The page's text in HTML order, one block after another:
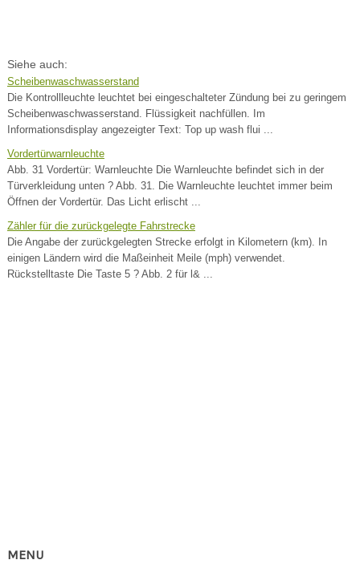
Siehe auch:
Scheibenwaschwasserstand
Die Kontrollleuchte leuchtet bei eingeschalteter Zündung bei zu geringem
Scheibenwaschwasserstand. Flüssigkeit nachfüllen. Im
Informationsdisplay angezeigter Text: Top up wash flui ...
Vordertürwarnleuchte
Abb. 31 Vordertür: Warnleuchte Die Warnleuchte befindet sich in der
Türverkleidung unten ? Abb. 31. Die Warnleuchte leuchtet immer beim
Öffnen der Vordertür. Das Licht erlischt ...
Zähler für die zurückgelegte Fahrstrecke
Die Angabe der zurückgelegten Strecke erfolgt in Kilometern (km). In
einigen Ländern wird die Maßeinheit Meile (mph) verwendet.
Rückstelltaste Die Taste 5 ? Abb. 2 für l& ...
MENU